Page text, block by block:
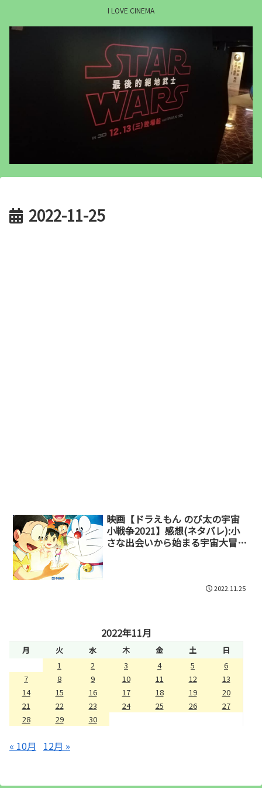
I LOVE CINEMA
2022-11-25
映画【ドラえもん のび太の宇宙
小戦争2021】感想(ネタバレ):小
さな出会いから始まる宇宙大冒
2022.11.25
2022年11月
月 火 水 木 金 土
日
1
2 3 4 5
6
7
8 9 10 11 12
13
14
15 16 17 18 19
20
21
22 23 24 25 26
27
28
29 30
« 10月 12月 »